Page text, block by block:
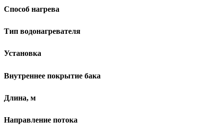
Способ нагрева
Тип водонагревателя
Установка
Внутреннее покрытие бака
Длина, м
Направление потока